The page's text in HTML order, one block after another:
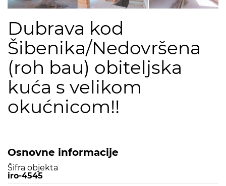
Dubrava kod
Šibenika/Nedovršena
(roh bau) obiteljska
kuća s velikom
okućnicom!!
Osnovne informacije
Šifra objekta
iro-4545